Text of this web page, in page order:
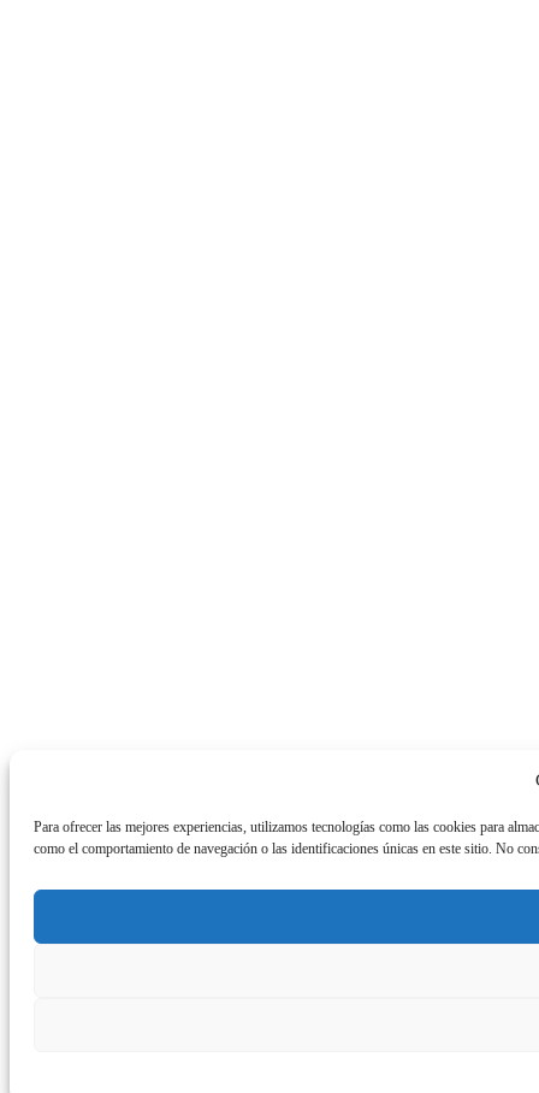
Para ofrecer las mejores experiencias, utilizamos tecnologías como las cookies para
como el comportamiento de navegación o las identificaciones únicas en este sitio. No